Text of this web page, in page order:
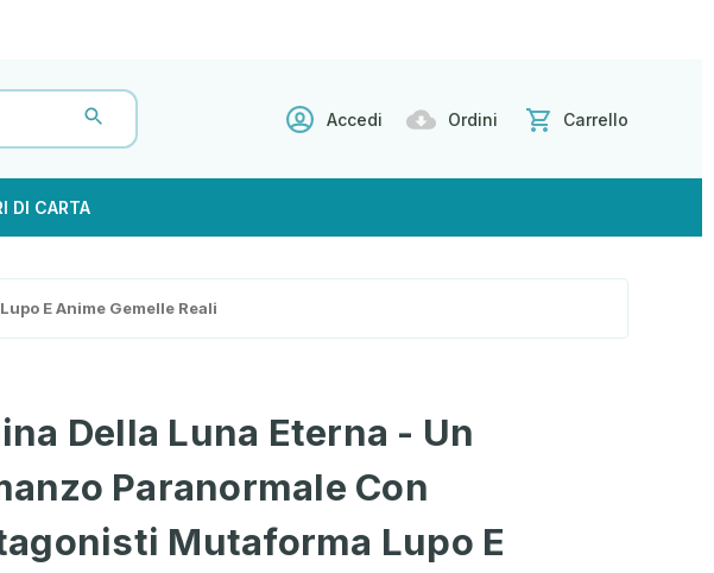
Accedi Ordini Carrello
DI CARTA
E Anime Gemelle Reali
Della Luna Eterna - Un
Paranormale Con
Mutaforma Lupo E